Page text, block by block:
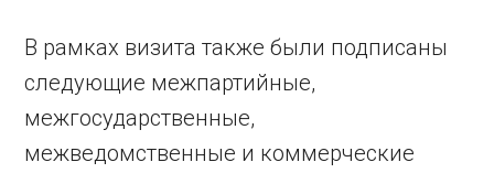
В рамках визита также были подписаны
следующие межпартийные,
межгосударственные,
межведомственные и коммерческие